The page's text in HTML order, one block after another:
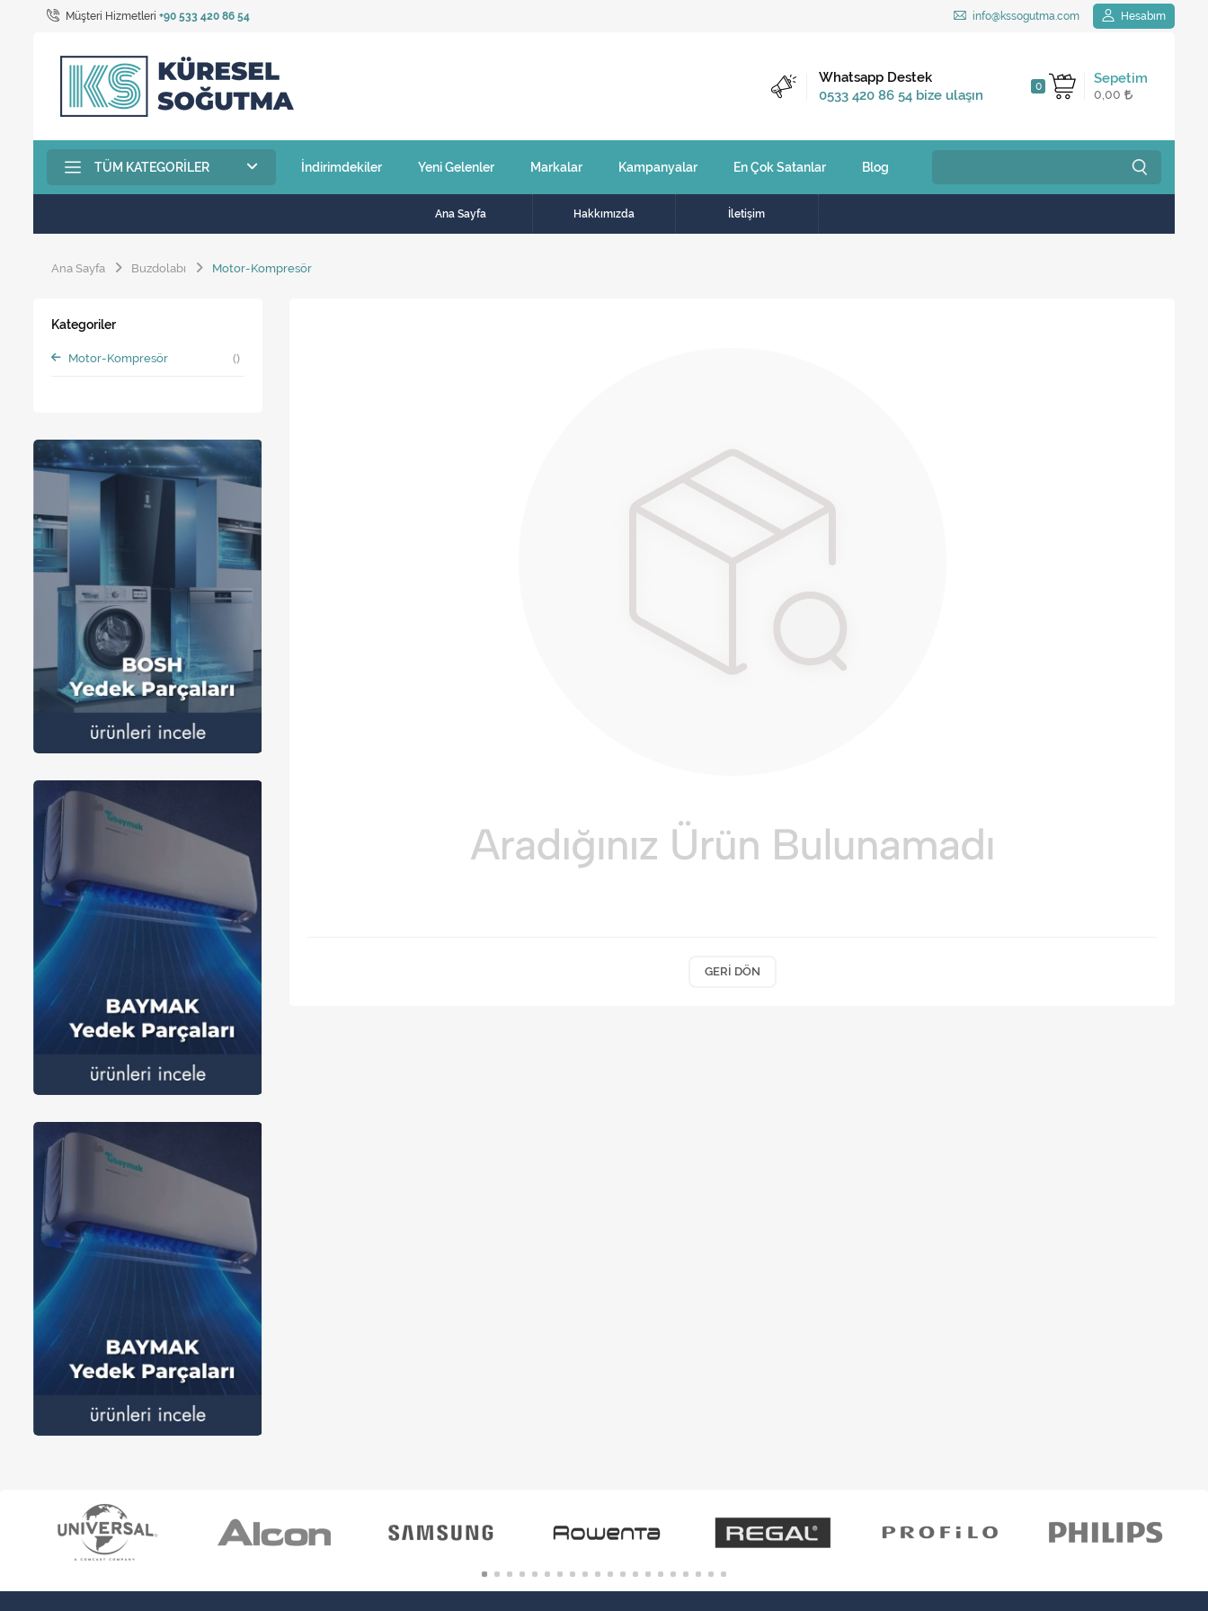
Müşteri Hizmetleri +90 533 420 86 54 info@kssogutma.com Hesabım
Sepetim
0
0,00
Kargo Bedava
2.500 TL ve üzeri
Whatsapp Destek
0533 420 86 54 bize ulaşın
TÜM KATEGORILER İndirimdekiler Yeni Gelenler Markalar Kampanyalar En Çok Satanlar Blog
Ana Sayfa Hakkımızda İletişim
Ana Sayfa Buzdolabı Motor-Kompresör
GERI DÖN
Kategoriler
Motor-Kompresör ()